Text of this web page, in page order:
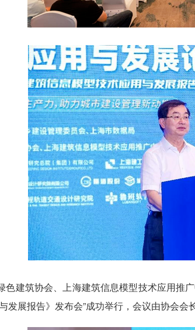
色建筑协会、上海建筑信息模型技术应用推
发展报告》发布会”成功举行，会议由协会会